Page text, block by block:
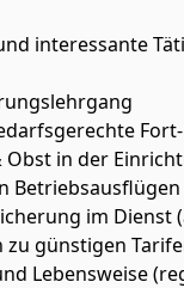
interessante
Fort-
in der
im Dienst
günstigen